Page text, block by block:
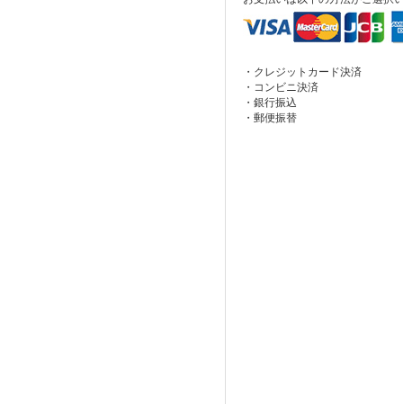
・クレジットカード決済
・コンビニ決済
・銀行振込
・郵便振替